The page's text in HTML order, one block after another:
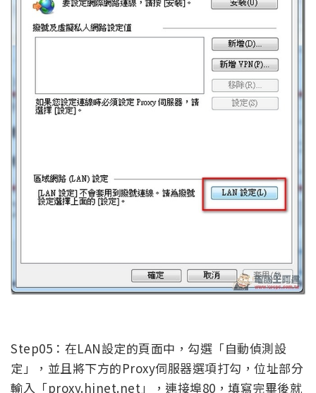
Step05：在LAN設定的頁面中，勾選「自動偵測設
定」，並且將下方的Proxy伺服器選項打勾，位址部分
輸入「proxy.hinet.net」，連接埠80，填寫完畢後就